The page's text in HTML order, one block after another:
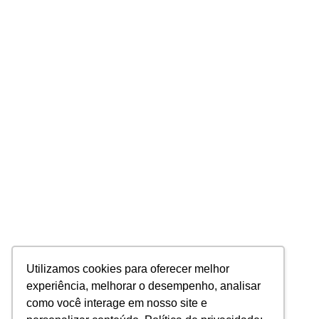
Utilizamos cookies para oferecer melhor
experiência, melhorar o desempenho, analisar
como você interage em nosso site e